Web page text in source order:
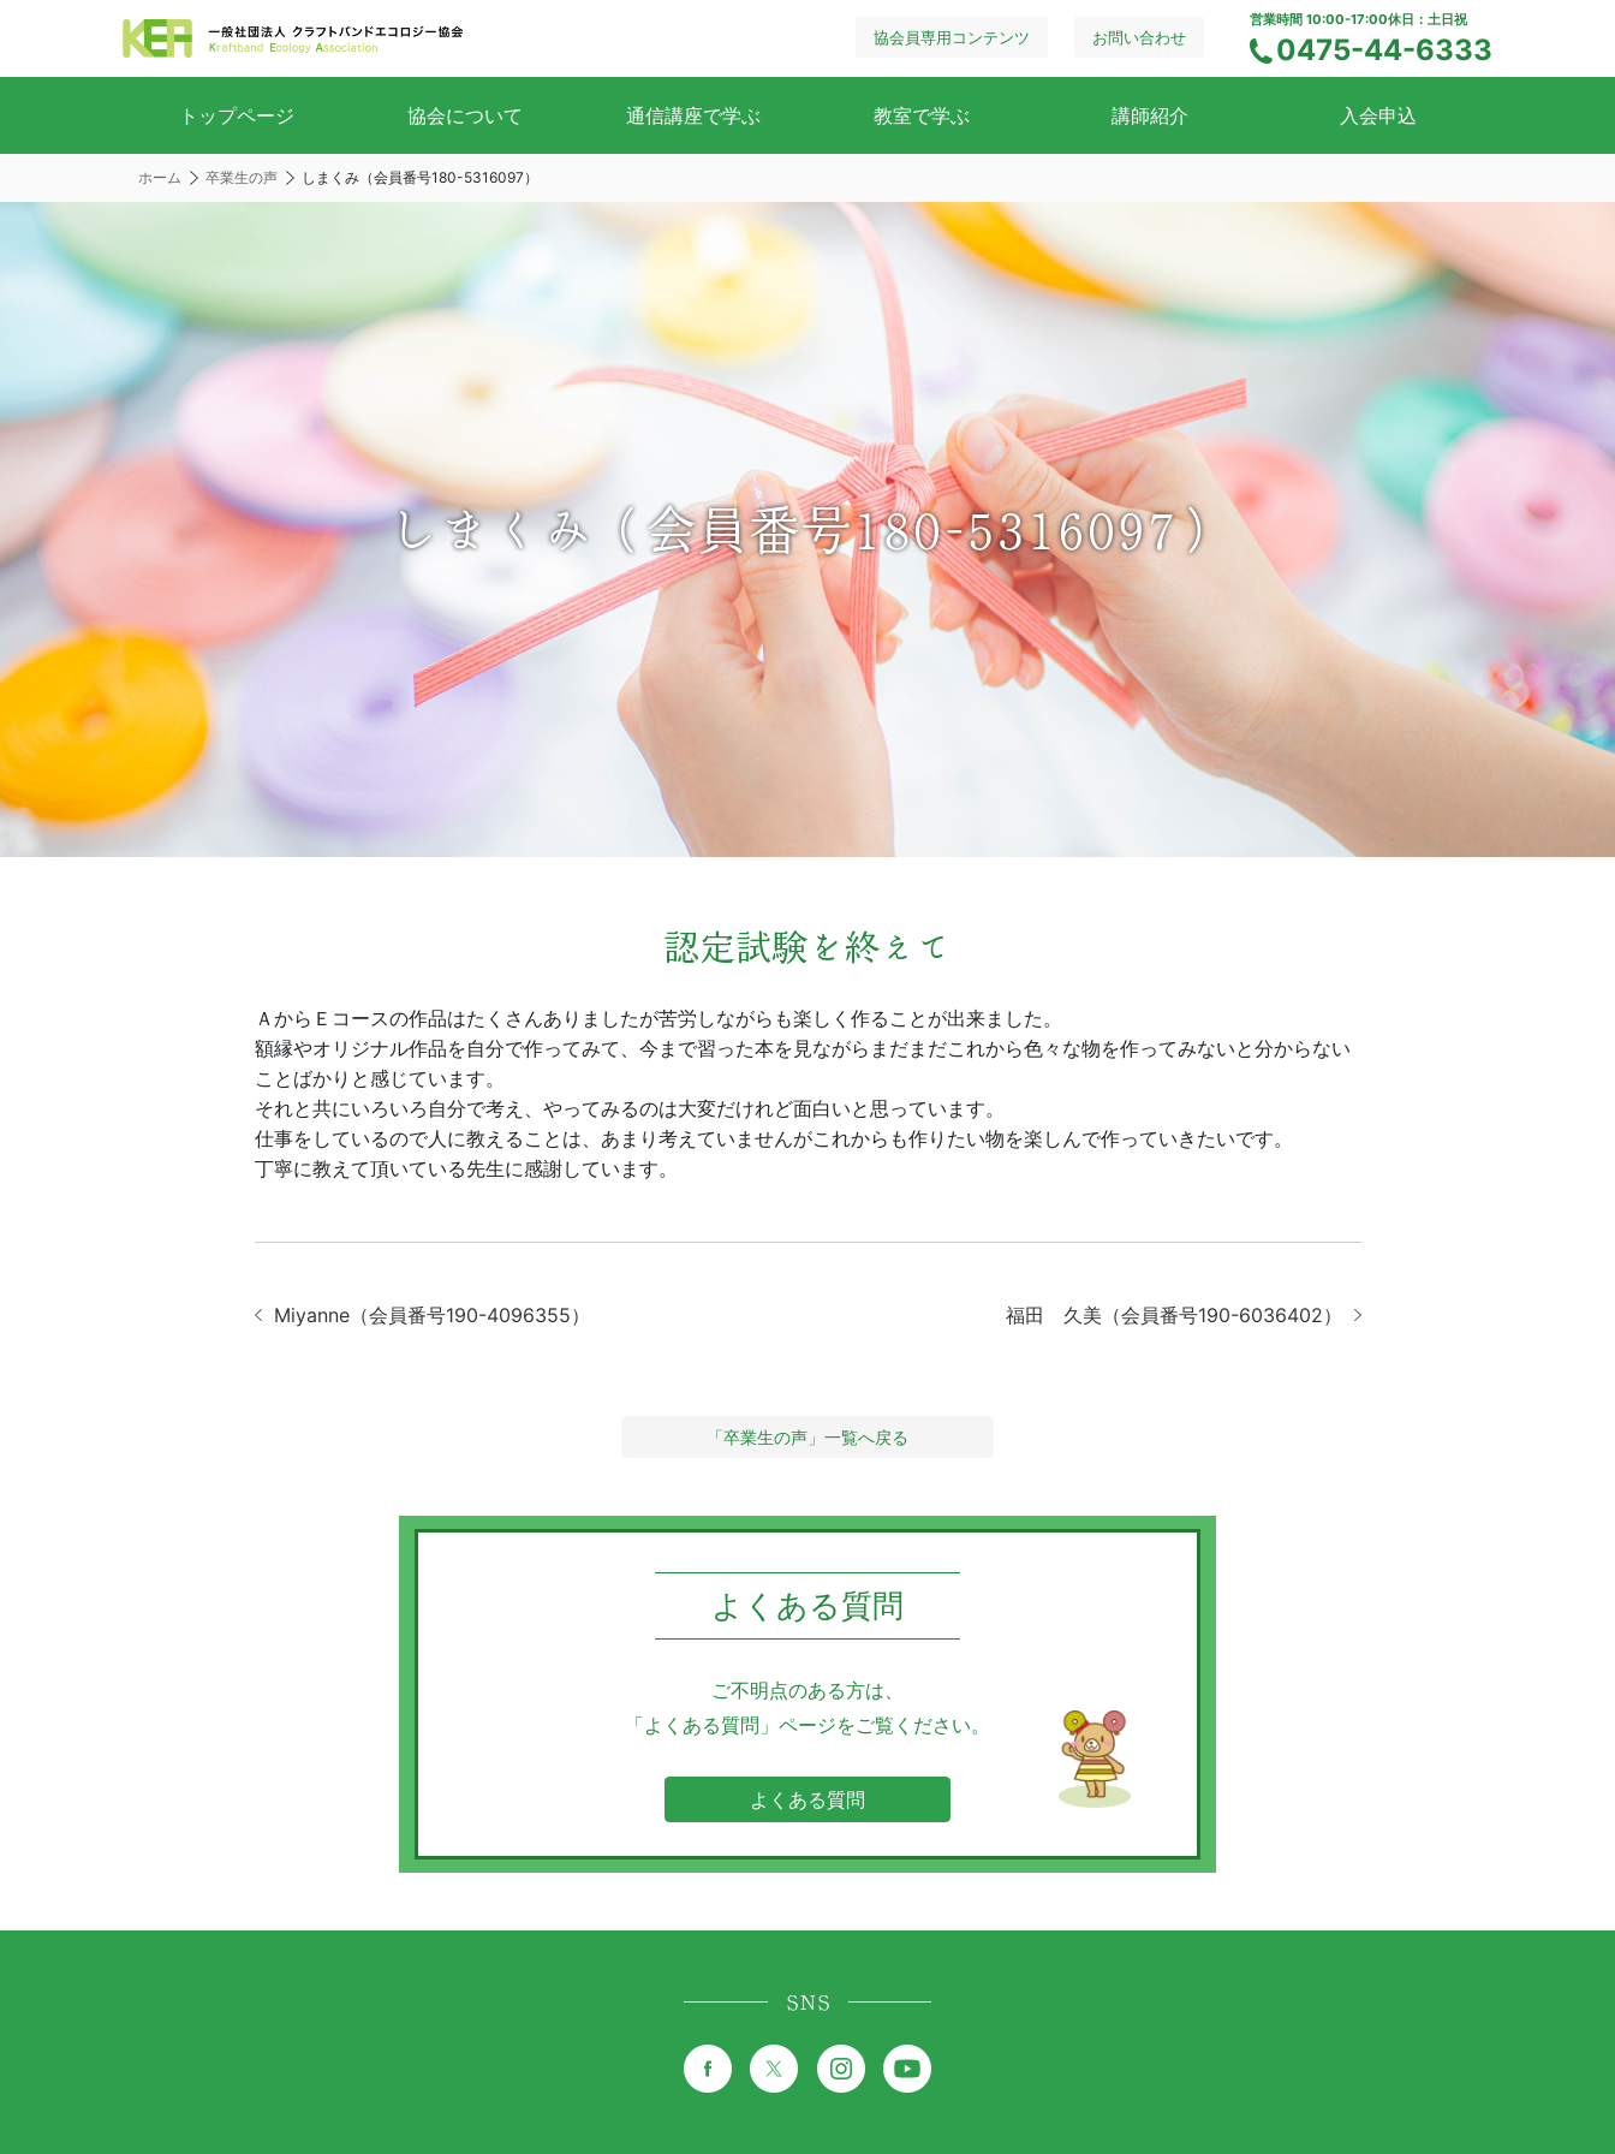
トップページ 協会について 通信講座で学ぶ 教室で学ぶ 講師紹介 入会申込
協会員専用コンテンツ お問い合わせ
電話でのお問い合わせ
0475-44-6333
営業時間 10:00-17:00休日：土日祝
ホーム 卒業生の声 しまくみ（会員番号180-5316097）
しまくみ（会員番号180-5316097）
認定試験を終えて
ＡからＥコースの作品はたくさんありましたが苦労しながらも楽しく作ることが出来ました。
額縁やオリジナル作品を自分で作ってみて、今まで習った本を見ながらまだまだこれから色々な物を作ってみないと分からない
ことばかりと感じています。
それと共にいろいろ自分で考え、やってみるのは大変だけれど面白いと思っています。
仕事をしているので人に教えることは、あまり考えていませんがこれからも作りたい物を楽しんで作っていきたいです。
丁寧に教えて頂いている先生に感謝しています。
Miyanne（会員番号190-4096355） 福田 久美（会員番号190-6036402）
「卒業生の声」一覧へ戻る
よくある質問
ご不明点のある方は、
「よくある質問」ページをご覧ください。
よくある質問
SNS